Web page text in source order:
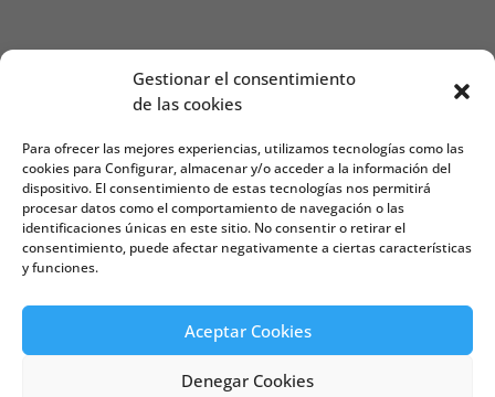
Gestionar el consentimiento
de las cookies
Para ofrecer las mejores experiencias, utilizamos tecnologías como las
cookies para Configurar, almacenar y/o acceder a la información del
dispositivo. El consentimiento de estas tecnologías nos permitirá
procesar datos como el comportamiento de navegación o las
identificaciones únicas en este sitio. No consentir o retirar el
consentimiento, puede afectar negativamente a ciertas características
y funciones.
Aceptar Cookies
Denegar Cookies
Web creada por Bit Informática
Política de cookies Política de privacidad